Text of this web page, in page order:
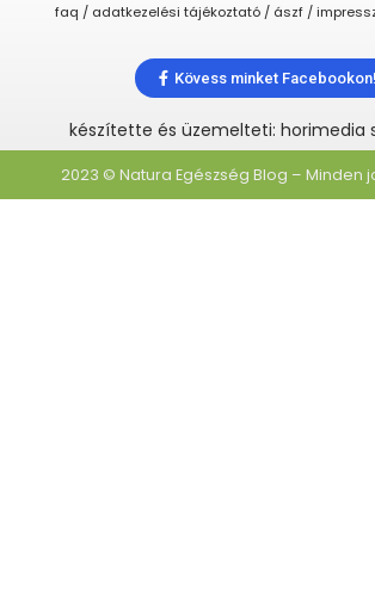
faq / adatkezelési tájékoztató / ászf /
Kövess minket Facebookon!
készítette és üzemelteti: horimedia
2023 © Natura Egészség Blog – Minden